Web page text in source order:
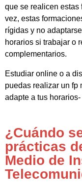
que se realicen estas
vez, estas
rígidas y no
horarios si trabajar o
complementarios.
Estudiar online o a
puedas realizar un fp
adapte a tus horarios-
¿Cuándo
prácticas
Medio de